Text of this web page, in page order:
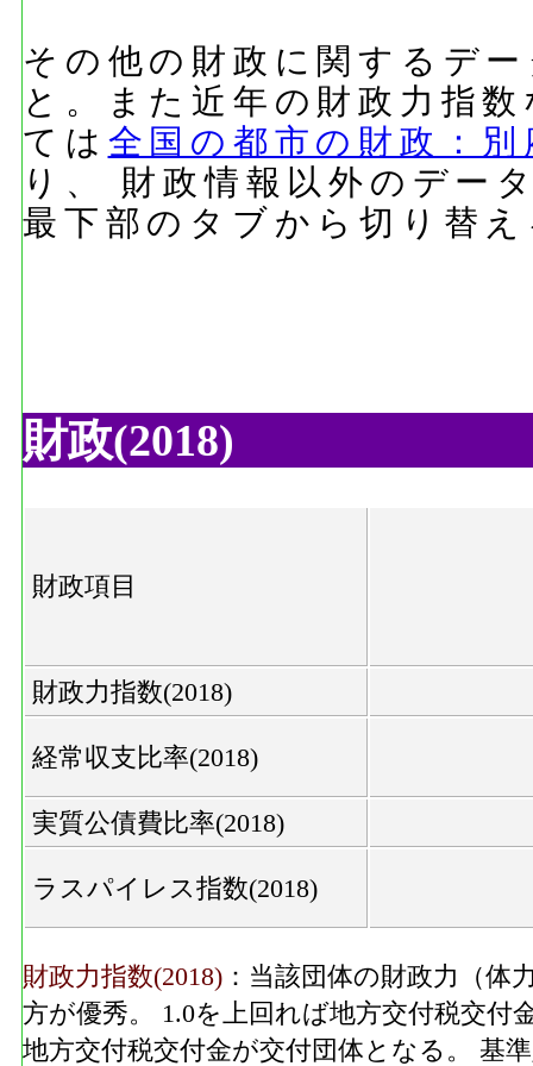
その他の財政に関するデ
と。また近年の財政力指
ては 全国の都市の財政：
り、 財政情報以外のデー
最下部のタブから切り替
財政(2018)
財政項目
財政力指数(2018)
経常収支比率(2018)
実質公債費比率(2018)
ラスパイレス指数(2018)
財政力指数(2018) ：当該団体の財政力（体
方が優秀。 1.0を上回れば地方交付税交付
地方交付税交付金が交付団体となる。 基